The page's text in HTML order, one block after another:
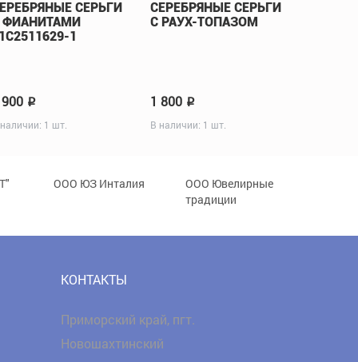
СЕРЬГИ
ФИАНИТАМИ
1
p
1 шт.
СЕРЕБРЯНЫЕ СЕРЬГИ
С РАУХ-ТОПАЗОМ
1 800 p
В наличии: 1 шт.
ООО ЮЗ Инталия
ООО Ювелирные
традиции
КОНТАКТЫ
Приморский край, пгт.
Новошахтинский